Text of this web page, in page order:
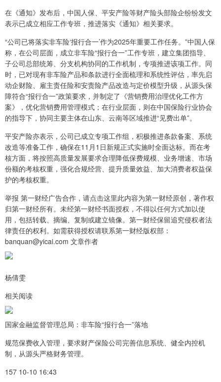
在《通知》发布后，中国人保、平安产险等财产险头部险企纷纷发文
表示已成立相应工作专班，推进落实《通知》相关要求。
“公司已将落实非车险‘报行合一’作为2025年重要工作任务。”中国人保
称，在公司层面，成立非车险“报行合一”工作专班，建立集团指导、
子公司总部统筹、分支机构协同的工作机制，专项推进该项工作。同
时，已对现有非车险产品和条款进行全面梳理和系统性评估，率先启
动企财险、雇主责任险和安责险产品改造与定价模型升级，从源头保
障符合“报行合一”政策要求，并制定了《营销费用治理优化工作方
案》，优化营销费用管理模式；在行业层面，则在中国保险行业协会
的指导下，协同主要主体在山东、云南等区域推进“见费出单”。
平安产险亦表示，公司已成立专项工作组，积极推进条款备案、系统
改造等准备工作，确保在11月1日新规正式实施时全面达标。而在考
核方面，将按照高质量发展要求合理降低保费规模、业务增速、市场
份额的考核权重，强化合规经营、提升质量效益、加大消费者权益保
护的考核权重。
举报 第一财经广告合作，请点击这里此内容为第一财经原创，著作权
归第一财经所有。未经第一财经书面授权，不得以任何方式加以使
用，包括转载、摘编、复制或建立镜像。第一财经保留追究侵权者法
律责任的权利。如需获得授权请联系第一财经版权部：
banquan@yicai.com 文章作者
杨倩雯
相关阅读
国家金融监督管理总局：非车险“报行合一”落地
规范保费收入管理，要求财产保险公司完善信息系统、健全内控机
制，从源头严格财务管理。
157 10-10 16:43